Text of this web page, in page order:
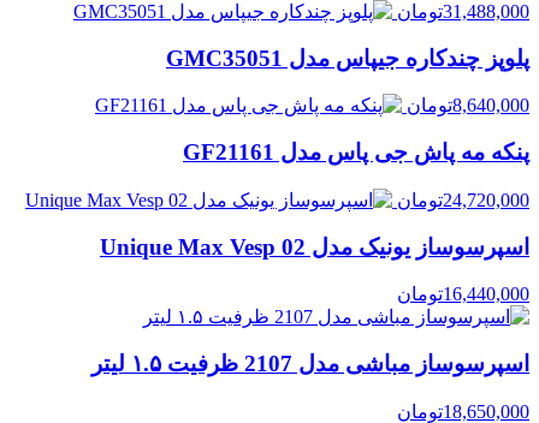
31,488,000تومان
پلوپز چندکاره جیپاس مدل GMC35051
8,640,000تومان
پنکه مه پاش جی پاس مدل GF21161
24,720,000تومان
اسپرسوساز یونیک مدل Unique Max Vesp 02
16,440,000تومان
اسپرسوساز مباشی مدل 2107 ظرفیت ۱.۵ لیتر
18,650,000تومان